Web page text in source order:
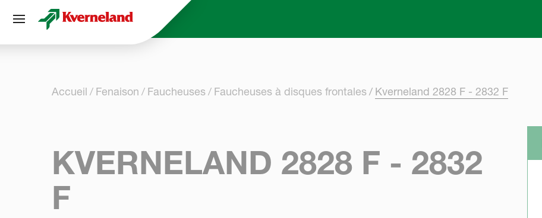
Accueil Fenaison Faucheuses Faucheuses à disques frontales Kverneland 2828 F - 2832 F
KVERNELAND 2828 F - 2832
F
Panneau de gestion des cookies